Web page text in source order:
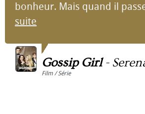
bonheur. Mais quand il
suite
Gossip Girl-
Film / Série